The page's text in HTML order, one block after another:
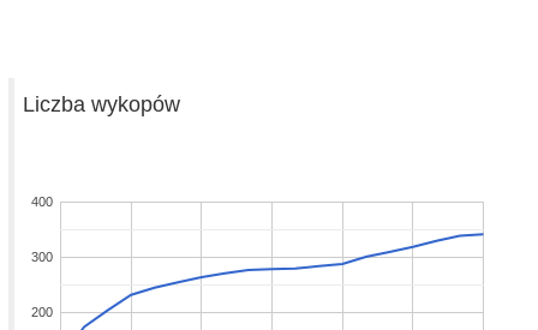
Liczba wykopów
200
300
400